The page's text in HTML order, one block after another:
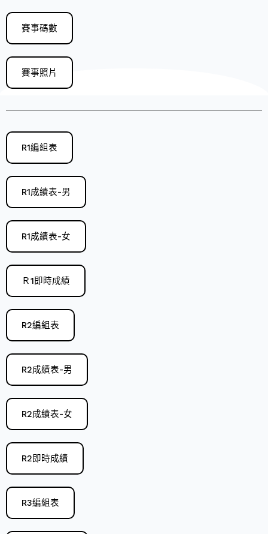
賽事碼數
賽事照片
R1編組表
R1成績表-男
R1成績表-女
Ｒ1即時成績
R2編組表
R2成績表-男
R2成績表-女
R2即時成績
R3編組表